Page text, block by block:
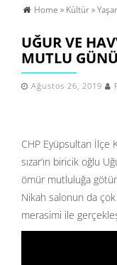
Home » Kültür»
UĞUR VE
MUTLU GÜNÜ
Ağustos 26, 2019
CHP Eyüpsultan İlçe
sızar’ın biricik oğlu
ömür mutluluğa
Nikah salonun da çok
merasimi ile